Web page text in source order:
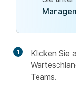
1
Klicken Sie
Teams.